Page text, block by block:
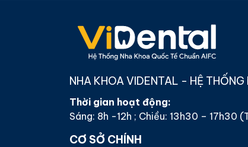
NHA KHOA VIDENTAL - HỆ
Thời gian hoạt động:
Sáng: 8h -12h ; Chiều: 13h30 –
CƠ SỞ CHÍNH